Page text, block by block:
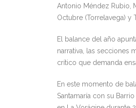
Antonio Méndez Rubio,
Octubre (Torrelavega) y
El balance del año
narrativa, las secciones
crítico que demanda
En este momento de
Santamaría con su